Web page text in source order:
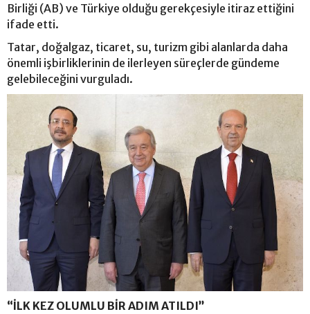
Birliği (AB) ve Türkiye olduğu gerekçesiyle itiraz ettiğini
ifade etti.
Tatar, doğalgaz, ticaret, su, turizm gibi alanlarda daha
önemli işbirliklerinin de ilerleyen süreçlerde gündeme
gelebileceğini vurguladı.
“İLK KEZ OLUMLU BİR ADIM ATILDI”